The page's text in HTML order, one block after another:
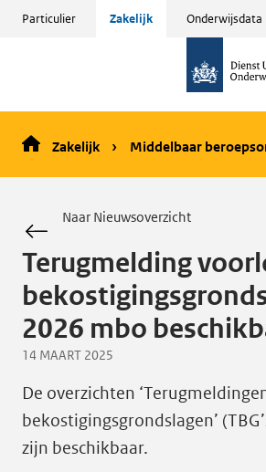
Sla
naar
inhoud
Particulier Zakelijk Onderwijsdata
de
Zakelijk Middelbaar
Naar Nieuwsoverzicht
Terugmelding
2026 mbo
14 MAART 2025
De overzichten
bekostigingsgrondslagen’
zijn beschikbaar.